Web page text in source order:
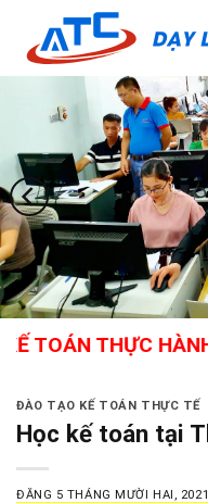
content
THỰC HÀNH
ĐÀO TẠO KẾ TOÁN THỰC TẾ
Học kế toán tại
ĐĂNG 5 THÁNG MƯỜI HAI, 2021